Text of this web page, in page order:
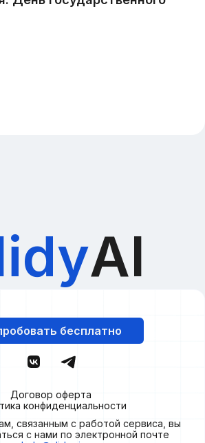
AI
бесплатно
Договор оферта
конфиденциальности
связанным с работой сервиса, вы
с нами по электронной почте